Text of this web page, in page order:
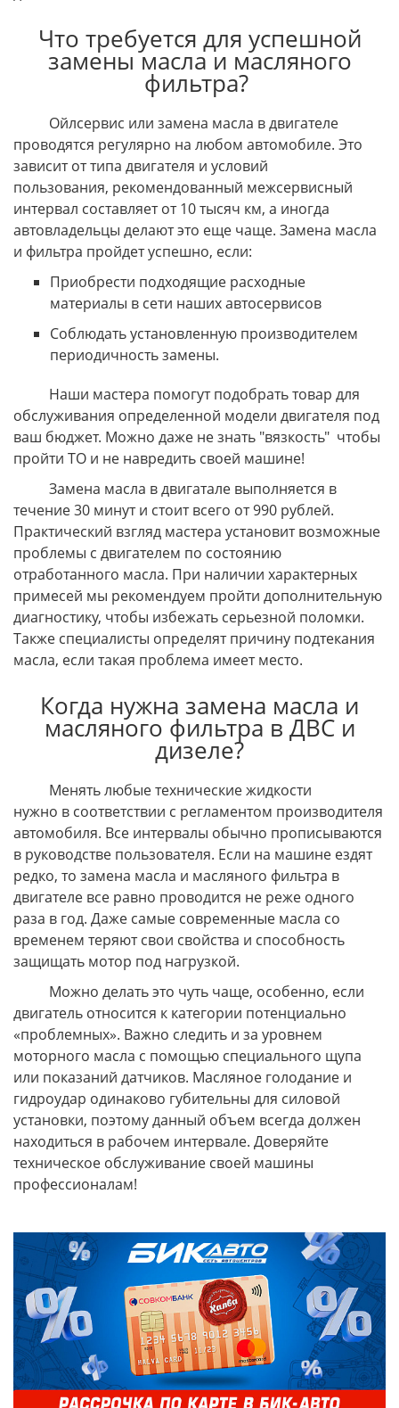
Что требуется для успешной
замены масла и масляного
фильтра?
Ойлсервис или замена масла в двигателе
проводятся регулярно на любом автомобиле. Это
зависит от типа двигателя и условий
пользования, рекомендованный межсервисный
интервал составляет от 10 тысяч км, а иногда
автовладельцы делают это еще чаще. Замена масла
и фильтра пройдет успешно, если:
Приобрести подходящие расходные
материалы в сети наших автосервисов
Соблюдать установленную производителем
периодичность замены.
Наши мастера помогут подобрать товар для
обслуживания определенной модели двигателя под
ваш бюджет. Можно даже не знать "вязкость" чтобы
пройти ТО и не навредить своей машине!
Замена масла в двигатале выполняется в
течение 30 минут и стоит всего от 990 рублей.
Практический взгляд мастера установит возможные
проблемы с двигателем по состоянию
отработанного масла. При наличии характерных
примесей мы рекомендуем пройти дополнительную
диагностику, чтобы избежать серьезной поломки.
Также специалисты определят причину подтекания
масла, если такая проблема имеет место.
Когда нужна замена масла и
масляного фильтра в ДВС и
дизеле?
Менять любые технические жидкости
нужно в соответствии с регламентом производителя
автомобиля. Все интервалы обычно прописываются
в руководстве пользователя. Если на машине ездят
редко, то замена масла и масляного фильтра в
двигателе все равно проводится не реже одного
раза в год. Даже самые современные масла со
временем теряют свои свойства и способность
защищать мотор под нагрузкой.
Можно делать это чуть чаще, особенно, если
двигатель относится к категории потенциально
«проблемных». Важно следить и за уровнем
моторного масла с помощью специального щупа
или показаний датчиков. Масляное голодание и
гидроудар одинаково губительны для силовой
установки, поэтому данный объем всегда должен
находиться в рабочем интервале. Доверяйте
техническое обслуживание своей машины
профессионалам!